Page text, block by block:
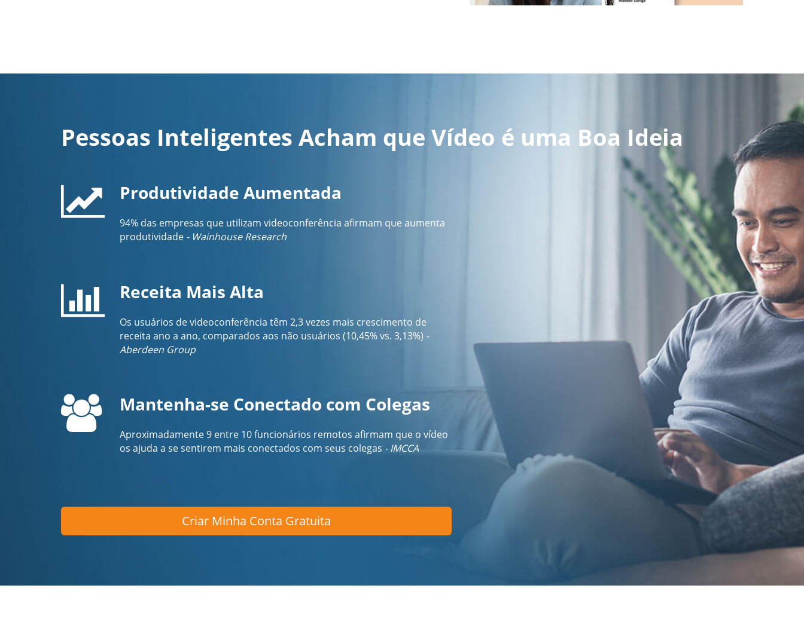
Pessoas Inteligentes Acham que Vídeo é uma Boa Ideia
Produtividade Aumentada
94% das empresas que utilizam videoconferência afirmam que aumenta
produtividade - Wainhouse Research
Receita Mais Alta
Os usuários de videoconferência têm 2,3 vezes mais crescimento de
receita ano a ano, comparados aos não usuários (10,45% vs. 3,13%) -
Aberdeen Group
Mantenha-se Conectado com Colegas
Aproximadamente 9 entre 10 funcionários remotos afirmam que o vídeo
os ajuda a se sentirem mais conectados com seus colegas - IMCCA
Criar Minha Conta Gratuita